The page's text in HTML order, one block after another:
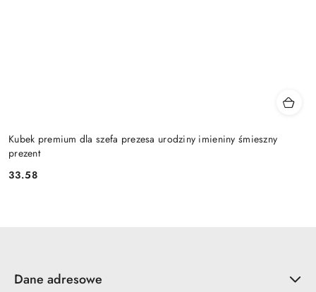
Kubek premium dla szefa prezesa urodziny imieniny śmieszny
prezent
Cena:
33.58
Dane adresowe